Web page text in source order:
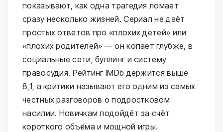
показывают, как одна трагедия ломает
сразу несколько жизней. Сериал не даёт
простых ответов про «плохих детей» или
«плохих родителей» — он копает глубже, в
социальные сети, буллинг и систему
правосудия. Рейтинг IMDb держится выше
8,1, а критики называют его одним из самых
честных разговоров о подростковом
насилии. Новичкам подойдёт за счёт
короткого объёма и мощной игры.